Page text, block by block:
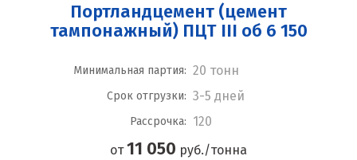
Портландцемент (цемент
тампонажный) ПЦТ III об 6 150
Минимальная партия: 20 тонн
Срок отгрузки: 3-5 дней
Рассрочка: 120
от11 050 руб./тонна